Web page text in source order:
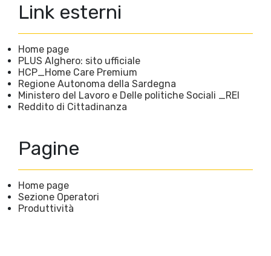
Link esterni
Home page
PLUS Alghero: sito ufficiale
HCP_Home Care Premium
Regione Autonoma della Sardegna
Ministero del Lavoro e Delle politiche Sociali _REI
Reddito di Cittadinanza
Pagine
Home page
Sezione Operatori
Produttività